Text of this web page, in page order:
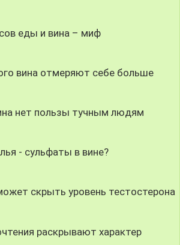
еды и вина – миф
вина отмеряют себе больше
нет пользы тучным людям
- сульфаты в вине?
скрыть уровень тестостерона
раскрывают характер